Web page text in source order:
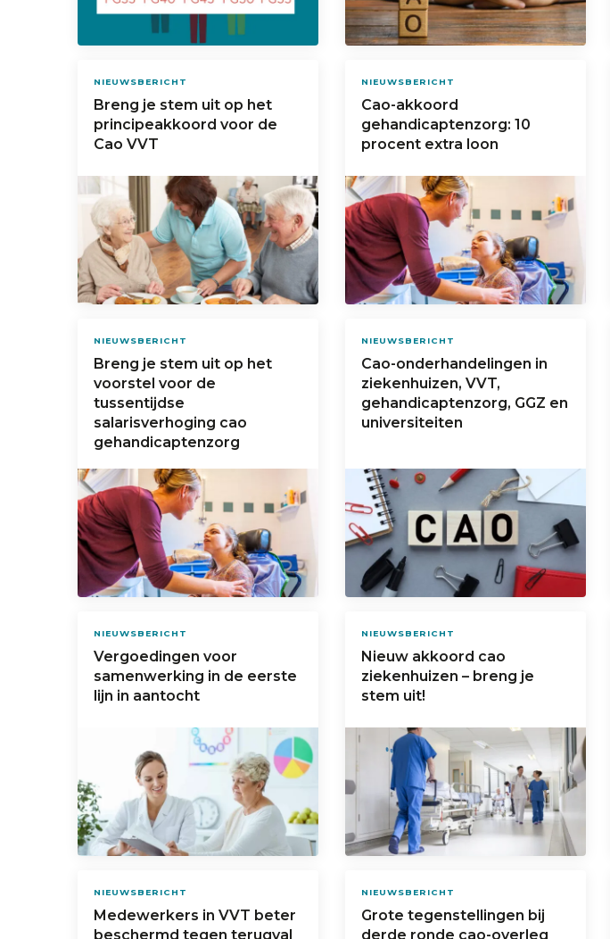
NIEUWSBERICHT
Breng je stem uit op het
principeakkoord voor de
Cao VVT
NIEUWSBERICHT
Cao-akkoord
gehandicaptenzorg: 10
procent extra loon
NIEUWSBERICHT
Breng je stem uit op het
voorstel voor de
tussentijdse
salarisverhoging cao
gehandicaptenzorg
NIEUWSBERICHT
Cao-onderhandelingen in
ziekenhuizen, VVT,
gehandicaptenzorg, GGZ en
universiteiten
NIEUWSBERICHT
Vergoedingen voor
samenwerking in de eerste
lijn in aantocht
NIEUWSBERICHT
Nieuw akkoord cao
ziekenhuizen – breng je
stem uit!
NIEUWSBERICHT
Medewerkers in VVT beter
beschermd tegen terugval
NIEUWSBERICHT
Grote tegenstellingen bij
derde ronde cao-overleg